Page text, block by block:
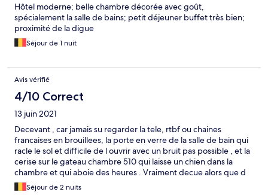
Hôtel moderne; belle chambre décorée avec goût,
spécialement la salle de bains; petit déjeuner buffet très bien;
proximité de la digue
Séjour de 1 nuit
Avis vérifié
4/10 Correct
13 juin 2021
Decevant , car jamais su regarder la tele, rtbf ou chaines
francaises en brouillees, la porte en verre de la salle de bain qui
racle le sol et difficile de l ouvrir avec un bruit pas possible , et la
cerise sur le gateau chambre 510 qui laisse un chien dans la
chambre et qui aboie des heures . Vraiment decue alors que d
habitude nous n avions pas a nous plaindre . J attendais un
Séjour de 2 nuits